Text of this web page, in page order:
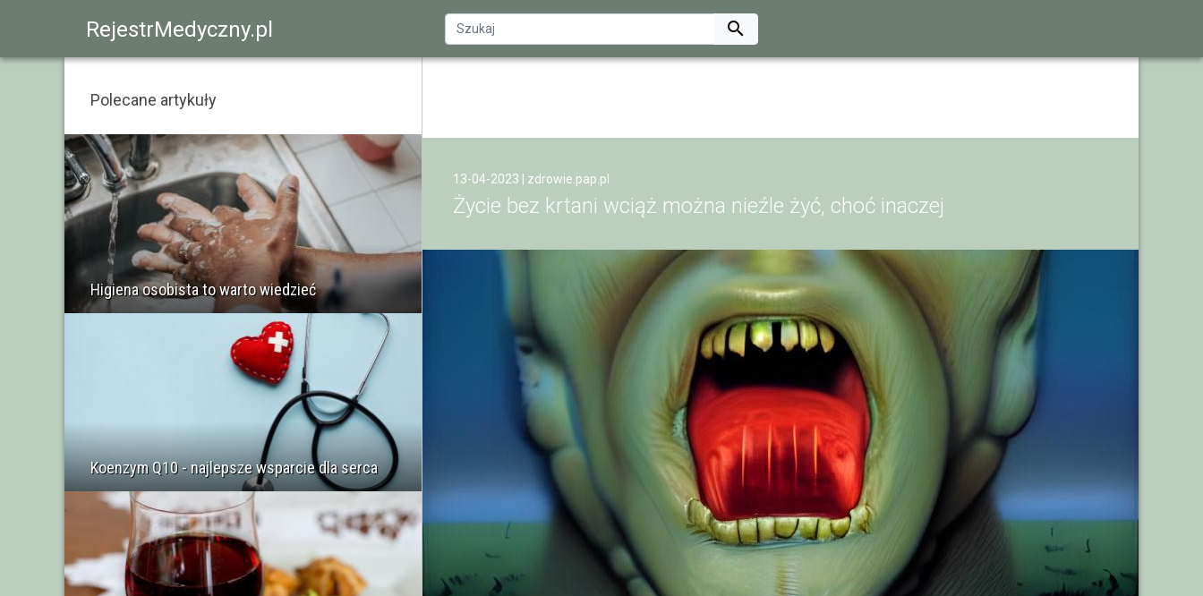
RejestrMedyczny.pl 
13-04-2023 | zdrowie.pap.pl
Życie bez krtani wciąż można nieźle żyć, choć inaczej
Polecane artykuły
Higiena osobista to warto wiedzieć
Koenzym Q10 - najlepsze wsparcie dla serca